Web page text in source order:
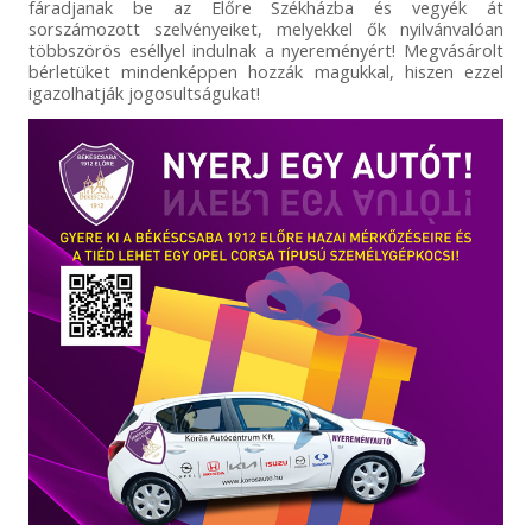
fáradjanak be az Előre Székházba és vegyék át
sorszámozott szelvényeiket, melyekkel ők nyilvánvalóan
többszörös eséllyel indulnak a nyereményért! Megvásárolt
bérletüket mindenképpen hozzák magukkal, hiszen ezzel
igazolhatják jogosultságukat!